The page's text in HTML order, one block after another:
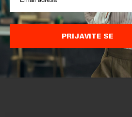
PRIJAVITE SE